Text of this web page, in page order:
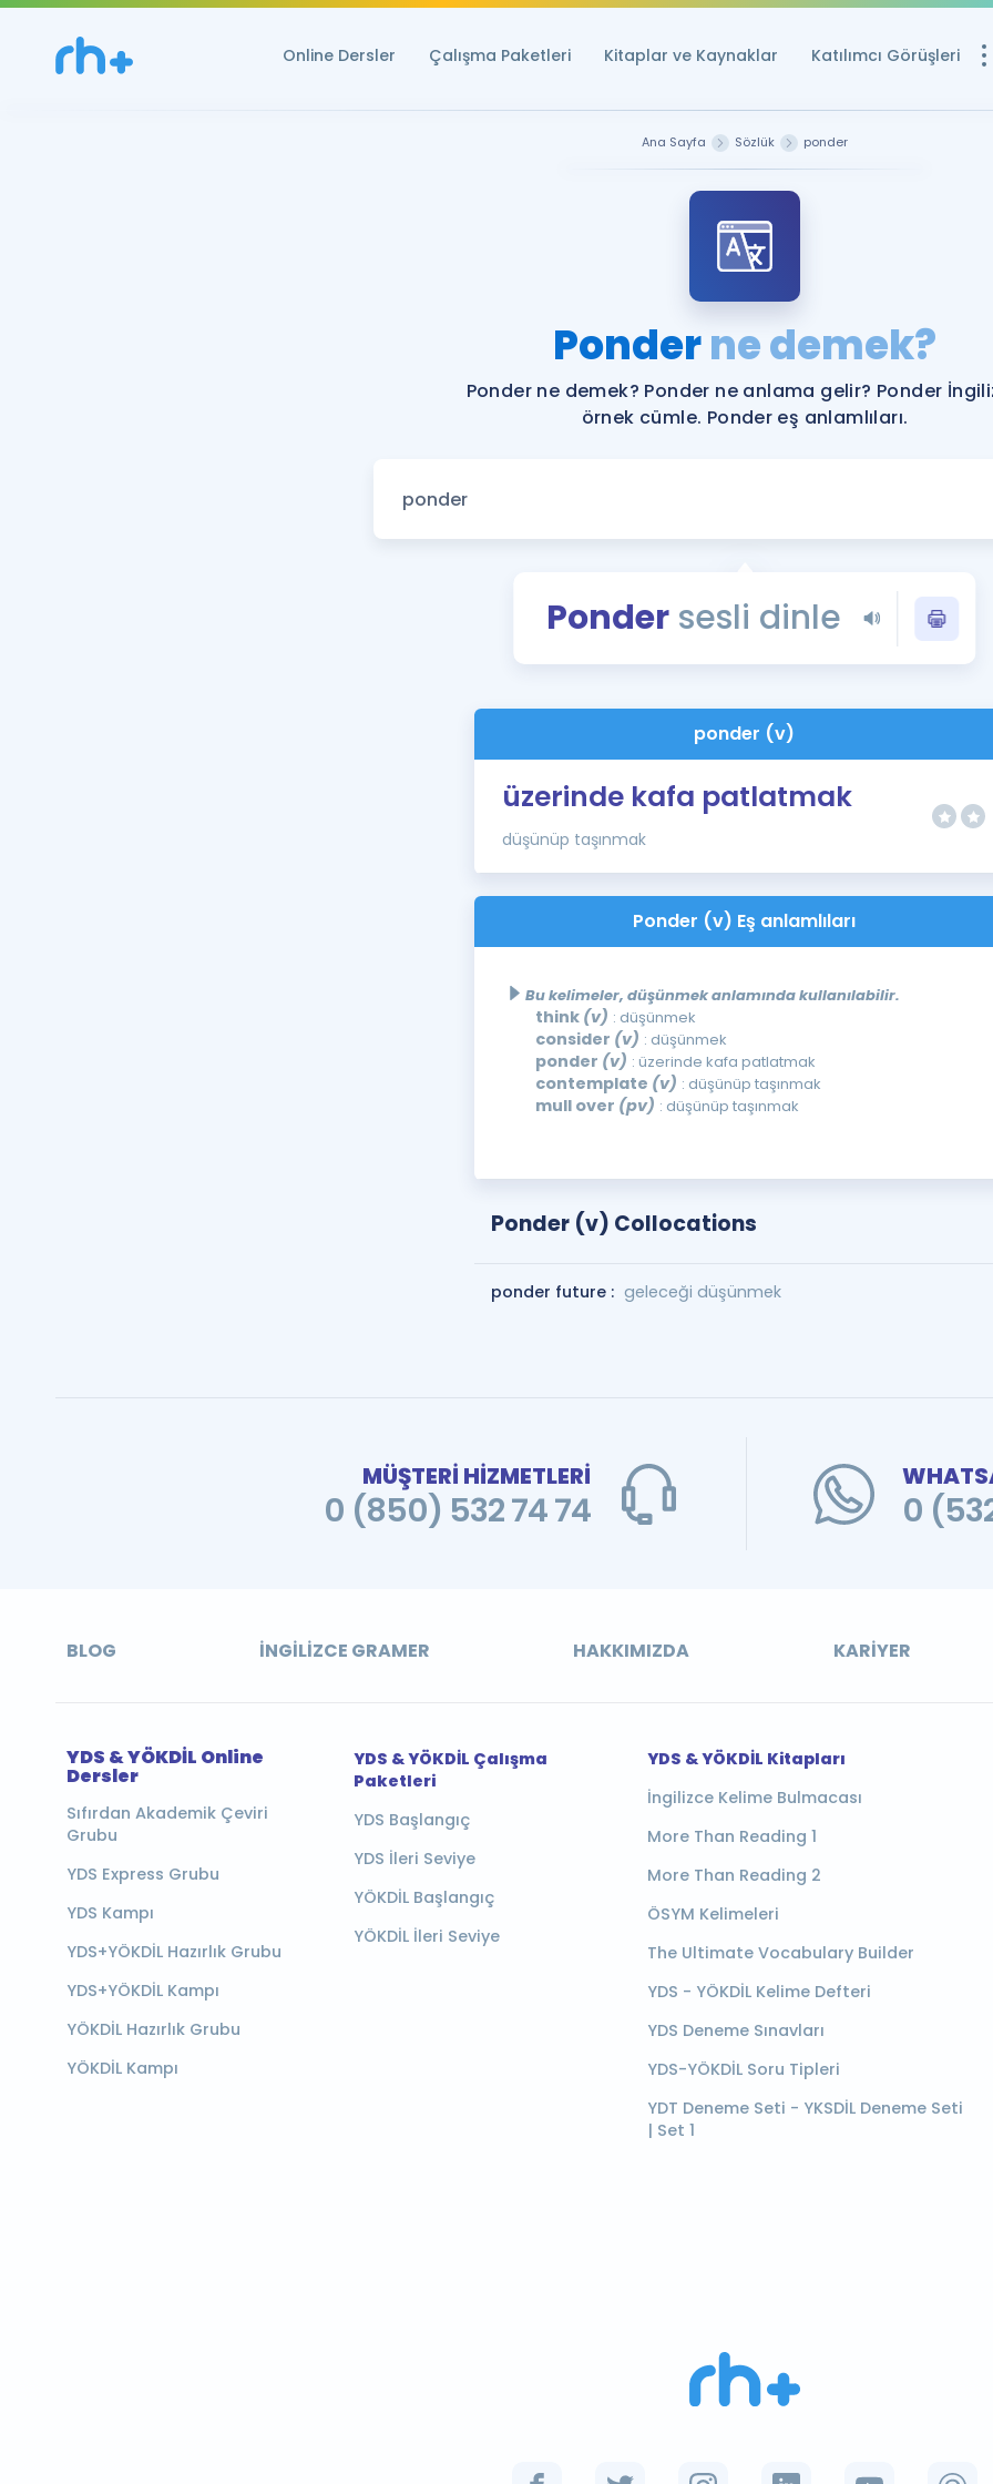
Online Dersler Çalışma Paketleri Kitaplar ve Kaynaklar Katılımcı Görüşleri
YDS ve YÖKDİL
Rehberlik Aracı
YDS ve
Tüm ÖSYM
YDS - YÖKDİL
İngilizce Gramer
Ana Sayfa Sözlük ponder
Ponderne demek?
Ponder ne demek? Ponder ne anlama gelir? Ponder
örnek cümle. Ponder eş anlamlıları.
Ponder sesli dinle
ponder (v)
üzerinde kafa patlatmak
düşünüp taşınmak
Ponder (v) Eş anlamlıları
Bu kelimeler, düşünmek anlamında kullanılabilir.
think (v) : düşünmek
consider (v) : düşünmek
ponder (v) : üzerinde kafa patlatmak
contemplate (v) : düşünüp taşınmak
mull over (pv) : düşünüp taşınmak
Ponder (v) Collocations
ponder future : geleceği düşünmek
MÜŞTERİ HİZMETLERİ
0 (850) 532 74 74 0
BLOG İNGILIZCE GRAMER HAKKIMIZDA KARIYER
YDS & YÖKDİL Online
Dersler
Sıfırdan Akademik Çeviri
Grubu
YDS Express Grubu
YDS Kampı
YDS+YÖKDİL Hazırlık Grubu
YDS+YÖKDİL Kampı
YÖKDİL Hazırlık Grubu
YÖKDİL Kampı
YDS & YÖKDİL Çalışma
Paketleri
YDS Başlangıç
YDS İleri Seviye
YÖKDİL Başlangıç
YÖKDİL İleri Seviye
YDS & YÖKDİL Kitapları
İngilizce Kelime Bulmacası
More Than Reading 1
More Than Reading 2
ÖSYM Kelimeleri
The Ultimate Vocabulary Builder
YDS - YÖKDİL Kelime Defteri
YDS Deneme Sınavları
YDS-YÖKDİL Soru Tipleri
YDT Deneme Seti - YKSDİL Deneme Seti
| Set 1